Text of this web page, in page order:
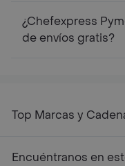
¿Chefexpress
de envíos gratis?
Top Marcas y
Encuéntranos en